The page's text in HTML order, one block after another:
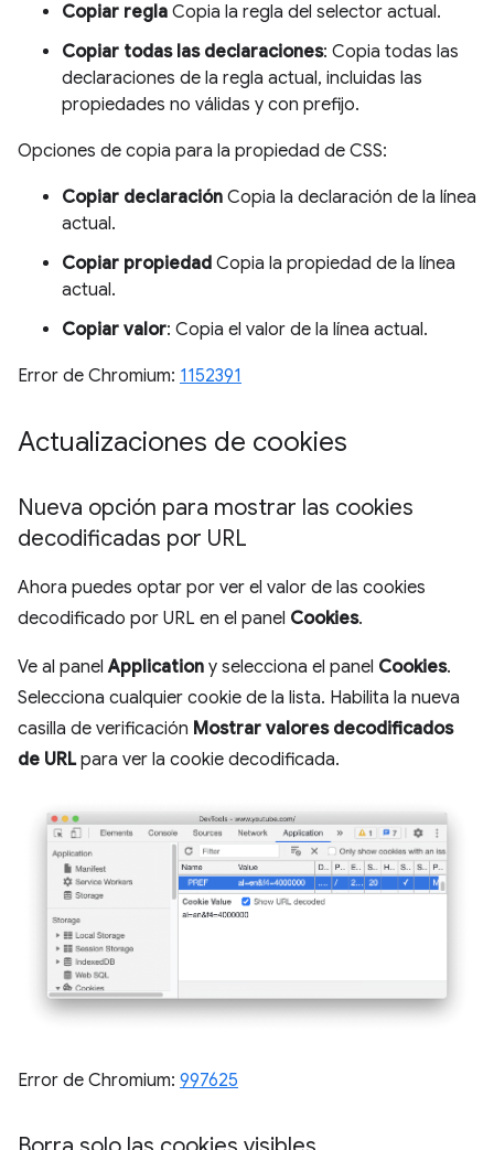
Copiar regla Copia la regla del selector actual.
Copiar todas las declaraciones: Copia todas las
declaraciones de la regla actual, incluidas las
propiedades no válidas y con prefijo.
Opciones de copia para la propiedad de CSS:
Copiar declaración Copia la declaración de la línea
actual.
Copiar propiedad Copia la propiedad de la línea
actual.
Copiar valor: Copia el valor de la línea actual.
Error de Chromium: 1152391
Actualizaciones de cookies
Nueva opción para mostrar las cookies
decodificadas por URL
Ahora puedes optar por ver el valor de las cookies
decodificado por URL en el panel Cookies.
Ve al panelApplication y selecciona el panel Cookies.
Selecciona cualquier cookie de la lista. Habilita la nueva
casilla de verificación Mostrar valores decodificados
de URLpara ver la cookie decodificada.
Error de Chromium: 997625